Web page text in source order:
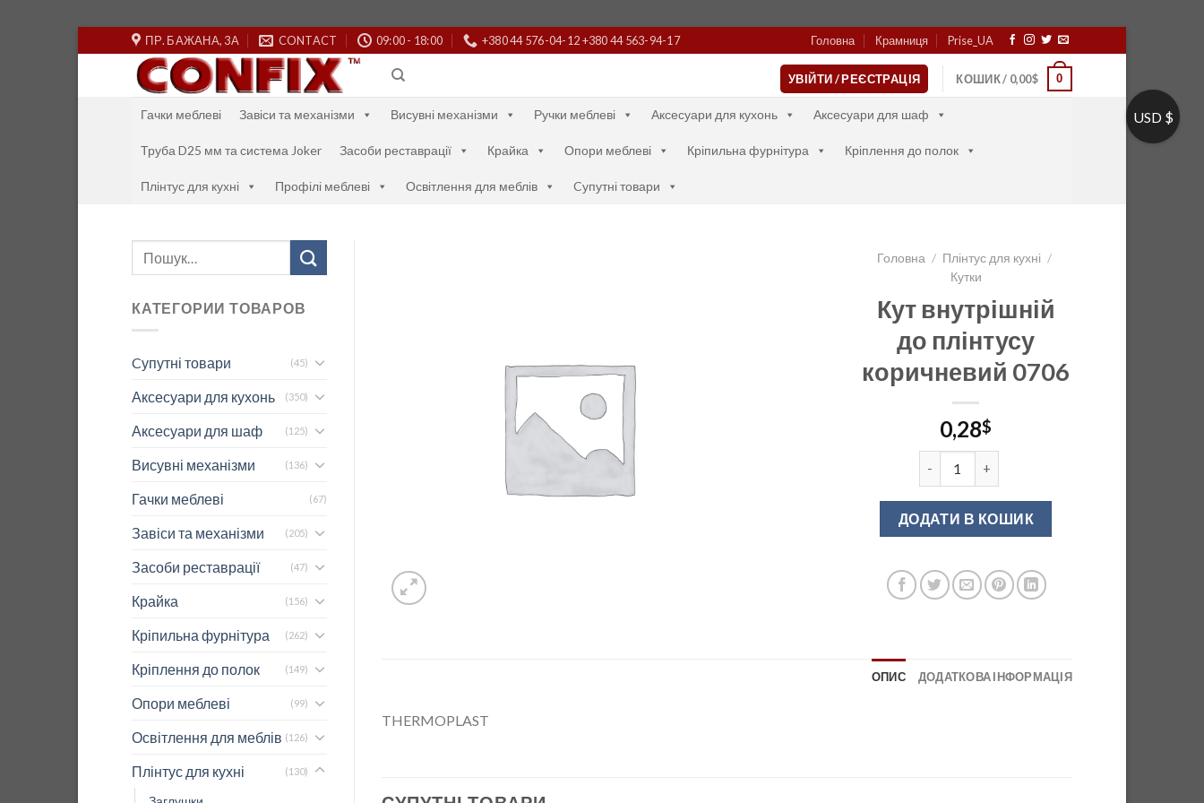
to
ПР. БАЖАНА, 3А CONTACT 09:00 - 18:00 +380 44 576-04-12 +380 44 563-94-17 Головна Крамниця Prise_UA
УВІЙТИ / РЕЄСТРАЦІЯ КОШИК / 0,00$ 0
Гачки меблеві Завіси та механізми Висувні механізми Ручки меблеві Аксесуари для кухонь Аксесуари для шаф
Труба D25 мм та система Joker Засоби реставрації Крайка Опори меблеві Кріпильна фурнітура Кріплення до полок
Плінтус для кухні Профілі меблеві Освітлення для меблів Cупутні товари
Шукати:
КАТЕГОРИИ ТОВАРОВ
Cупутні товари (45)
Аксесуари для кухонь (350)
Аксесуари для шаф (125)
Висувні механізми (136)
Гачки меблеві (67)
Завіси та механізми (205)
Засоби реставрації (47)
Крайка (156)
Кріпильна фурнітура (262)
Кріплення до полок (149)
Опори меблеві (99)
Освітлення для меблів (126)
Плінтус для кухні (130)
Головна / Плінтус для кухні /
Кутки
Кут внутрішній
до плінтусу
коричневий 0706
0,28$
ДОДАТИ В КОШИК
ОПИС ДОДАТКОВА ІНФОРМАЦІЯ
THERMOPLAST
USD $